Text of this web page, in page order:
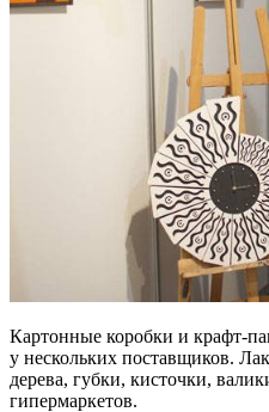
Картонные коробки и крафт-
у нескольких поставщиков.
дерева, губки, кисточки,
гипермаркетов.